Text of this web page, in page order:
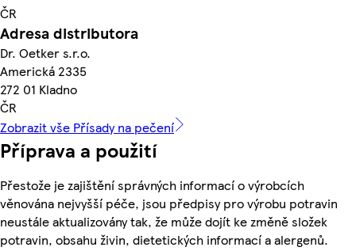
ČR
Adresa distributora
Dr. Oetker s.r.o.
Americká 2335
272 01 Kladno
ČR
Zobrazit vše Přísady na pečení
Příprava a použití
Přestože je zajištění správných informací o výrobcích
věnována nejvyšší péče, jsou předpisy pro výrobu potravin
neustále aktualizovány tak, že může dojít ke změně složek
potravin, obsahu živin, dietetických informací a alergenů.